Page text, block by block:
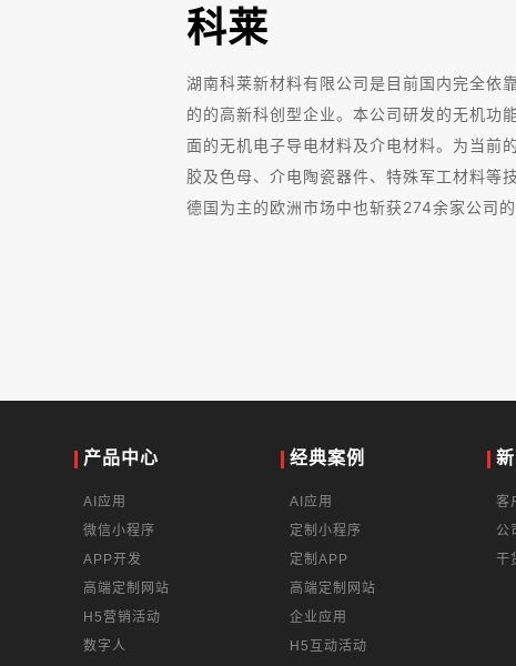
科莱
湖南科莱新材料有限公司是目前国内完全依
的的高新科创型企业。本公司研发的无机功
面的无机电子导电材料及介电材料。为当前
胶及色母、介电陶瓷器件、特殊军工材料等
德国为主的欧洲市场中也斩获274余家公司的
产品中心
AI应用
微信小程序
APP开发
高端定制网站
H5营销活动
数字人
经典案例
AI应用
定制小程序
定制APP
高端定制网站
企业应用
H5互动活动
客
公
干